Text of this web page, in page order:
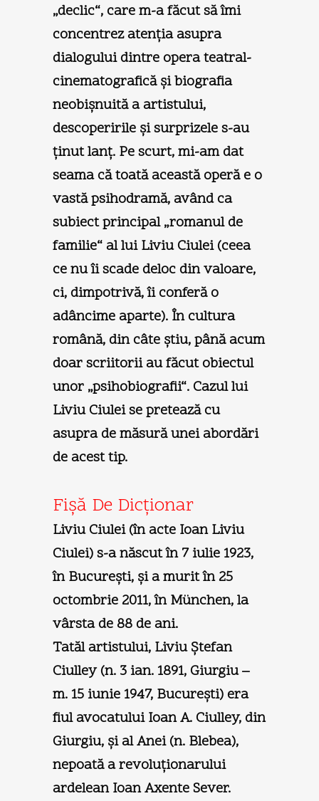
„declic“, care m-a făcut să îmi
concentrez atenţia asupra
dialogului dintre opera teatral-
cinematografică şi biografia
neobişnuită a artistului,
descoperirile şi surprizele s-au
ţinut lanţ. Pe scurt, mi-am dat
seama că toată această operă e o
vastă psihodramă, având ca
subiect principal „romanul de
familie“ al lui Liviu Ciulei (ceea
ce nu îi scade deloc din valoare,
ci, dimpotrivă, îi conferă o
adâncime aparte). În cultura
română, din câte ştiu, până acum
doar scriitorii au făcut obiectul
unor „psihobiografii“. Cazul lui
Liviu Ciulei se pretează cu
asupra de măsură unei abordări
de acest tip.
Fişă De Dicţionar
Liviu Ciulei (în acte Ioan Liviu
Ciulei) s-a născut în 7 iulie 1923,
în Bucureşti, şi a murit în 25
octombrie 2011, în München, la
vârsta de 88 de ani.
Tatăl artistului, Liviu Ştefan
Ciulley (n. 3 ian. 1891, Giurgiu –
m. 15 iunie 1947, Bucureşti) era
fiul avocatului Ioan A. Ciulley, din
Giurgiu, şi al Anei (n. Blebea),
nepoată a revoluţionarului
ardelean Ioan Axente Sever.